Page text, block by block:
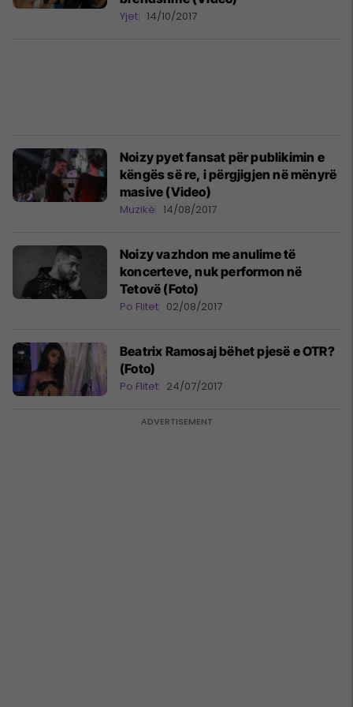
Yjet 14/10/2017
Noizy pyet fansat për publikimin e
këngës së re, i përgjigjen në mënyrë
masive (Video)
Muzikë 14/08/2017
Noizy vazhdon me anulime të
koncerteve, nuk performon në
Tetovë (Foto)
Po Flitet 02/08/2017
Beatrix Ramosaj bëhet pjesë e OTR?
(Foto)
Po Flitet 24/07/2017